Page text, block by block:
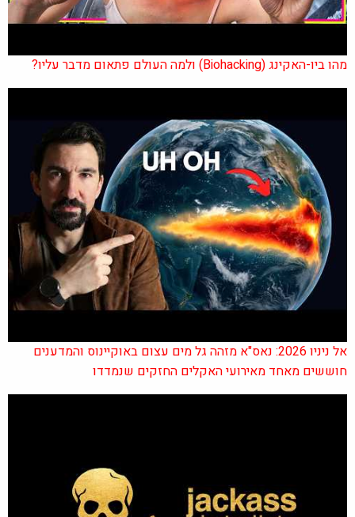
מהו ביו-האקינג (Biohacking) ולמה העולם פתאום מדבר עליו?
אל ניניו 2026: נאס"א מזהה גל מים עצום באוקיינוס והמדענים
חוששים מאחד מאירועי האקלים החזקים שנמדדו